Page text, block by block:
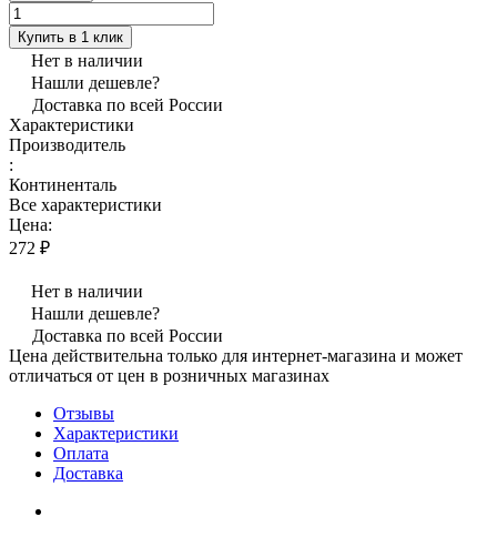
Купить в 1 клик
Нет в наличии
Нашли дешевле?
Доставка по всей России
Характеристики
Производитель
:
Континенталь
Все характеристики
Цена:
272 ₽
Нет в наличии
Нашли дешевле?
Доставка по всей России
Цена действительна только для интернет-магазина и может
отличаться от цен в розничных магазинах
Отзывы
Характеристики
Оплата
Доставка